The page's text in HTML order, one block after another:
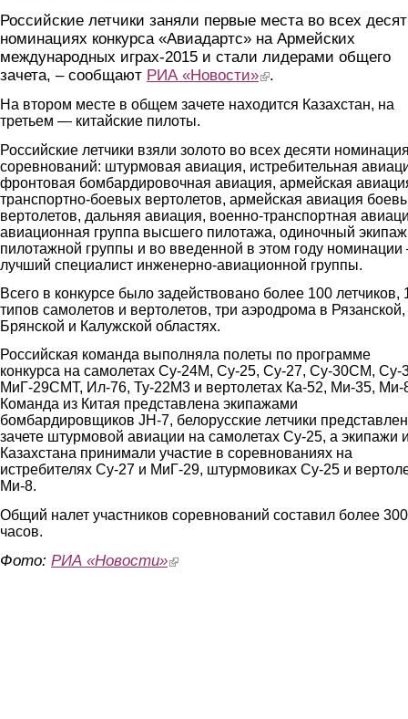
Российские летчики заняли первые места во всех
номинациях конкурса «Авиадартс» на Армейских
международных играх-2015 и стали лидерами общего
зачета, – сообщают РИА «Новости»(link is external)
.
На втором месте в общем зачете находится Казахстан, на
третьем — китайские пилоты.
Российские летчики взяли золото во всех десяти
соревнований: штурмовая авиация, истребительная
фронтовая бомбардировочная авиация, армейская
транспортно-боевых вертолетов, армейская авиация
вертолетов, дальняя авиация, военно-транспортная
авиационная группа высшего пилотажа, одиночный экипаж
пилотажной группы и во введенной в этом году
лучший специалист инженерно-авиационной группы.
Всего в конкурсе было задействовано более 100 летчиков,
типов самолетов и вертолетов, три аэродрома в Рязанской,
Брянской и Калужской областях.
Российская команда выполняла полеты по программе
конкурса на самолетах Су-24М, Су-25, Су-27, Су-30СМ, Су-
МиГ-29СМТ, Ил-76, Ту-22М3 и вертолетах Ка-52, Ми-35, Ми-
Команда из Китая представлена экипажами
бомбардировщиков JH-7, белорусские летчики
зачете штурмовой авиации на самолетах Су-25, а экипажи
Казахстана принимали участие в соревнованиях на
истребителях Су-27 и МиГ-29, штурмовиках Су-25 и
Ми-8.
Общий налет участников соревнований составил более 300
часов.
Фото: РИА «Новости»(link is external)